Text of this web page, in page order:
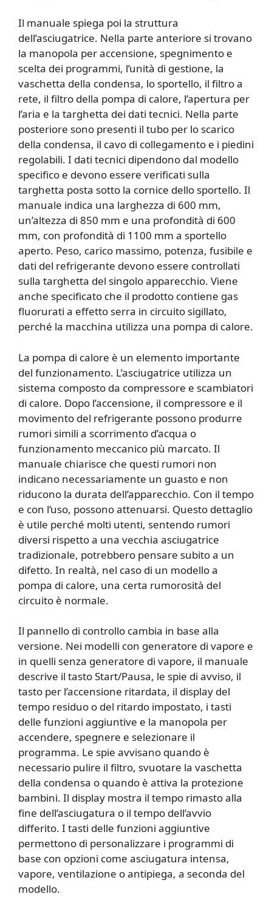
Il manuale spiega poi la struttura
dell’asciugatrice. Nella parte anteriore si trovano
la manopola per accensione, spegnimento e
scelta dei programmi, l’unità di gestione, la
vaschetta della condensa, lo sportello, il filtro a
rete, il filtro della pompa di calore, l’apertura per
l’aria e la targhetta dei dati tecnici. Nella parte
posteriore sono presenti il tubo per lo scarico
della condensa, il cavo di collegamento e i piedini
regolabili. I dati tecnici dipendono dal modello
specifico e devono essere verificati sulla
targhetta posta sotto la cornice dello sportello. Il
manuale indica una larghezza di 600 mm,
un’altezza di 850 mm e una profondità di 600
mm, con profondità di 1100 mm a sportello
aperto. Peso, carico massimo, potenza, fusibile e
dati del refrigerante devono essere controllati
sulla targhetta del singolo apparecchio. Viene
anche specificato che il prodotto contiene gas
fluorurati a effetto serra in circuito sigillato,
perché la macchina utilizza una pompa di calore.
La pompa di calore è un elemento importante
del funzionamento. L’asciugatrice utilizza un
sistema composto da compressore e scambiatori
di calore. Dopo l’accensione, il compressore e il
movimento del refrigerante possono produrre
rumori simili a scorrimento d’acqua o
funzionamento meccanico più marcato. Il
manuale chiarisce che questi rumori non
indicano necessariamente un guasto e non
riducono la durata dell’apparecchio. Con il tempo
e con l’uso, possono attenuarsi. Questo dettaglio
è utile perché molti utenti, sentendo rumori
diversi rispetto a una vecchia asciugatrice
tradizionale, potrebbero pensare subito a un
difetto. In realtà, nel caso di un modello a
pompa di calore, una certa rumorosità del
circuito è normale.
Il pannello di controllo cambia in base alla
versione. Nei modelli con generatore di vapore e
in quelli senza generatore di vapore, il manuale
descrive il tasto Start/Pausa, le spie di avviso, il
tasto per l’accensione ritardata, il display del
tempo residuo o del ritardo impostato, i tasti
delle funzioni aggiuntive e la manopola per
accendere, spegnere e selezionare il
programma. Le spie avvisano quando è
necessario pulire il filtro, svuotare la vaschetta
della condensa o quando è attiva la protezione
bambini. Il display mostra il tempo rimasto alla
fine dell’asciugatura o il tempo dell’avvio
differito. I tasti delle funzioni aggiuntive
permettono di personalizzare i programmi di
base con opzioni come asciugatura intensa,
vapore, ventilazione o antipiega, a seconda del
modello.